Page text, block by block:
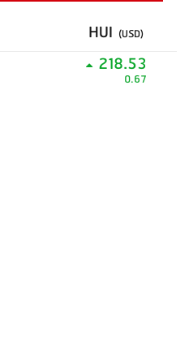
HUI (USD)
218.53
0.67